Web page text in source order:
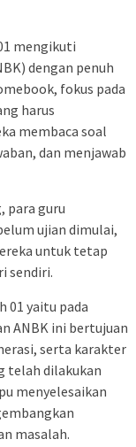
mengikuti
dengan penuh
fokus pada
harus
membaca soal
dan menjawab
para guru
ujian dimulai,
untuk tetap
sendiri.
01 yaitu pada
ANBK ini bertujuan
serta karakter
telah dilakukan
menyelesaikan
masalah.